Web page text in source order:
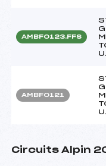
AMBF0123.FFS
AMBF0121
Circuits Alpin